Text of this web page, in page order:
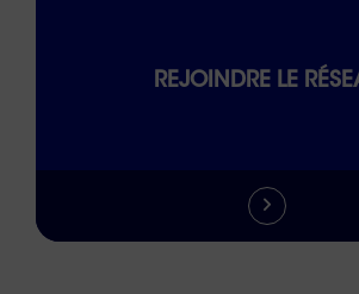
REJOINDRE LE